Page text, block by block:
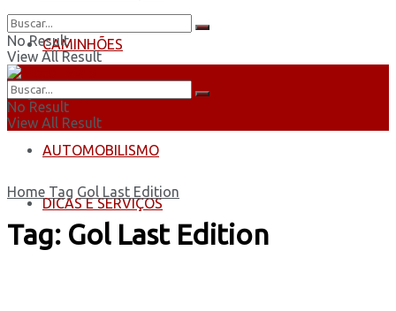
CAMINHÕES
ÔNIBUS
AUTOMOBILISMO
DICAS E SERVIÇOS
No Result
View All Result
No Result
View All Result
Home Tag Gol Last Edition
Tag: Gol Last Edition